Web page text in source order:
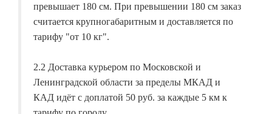
превышает 180 см. При превышении 180 см заказ
считается крупногабаритным и доставляется по
тарифу "от 10 кг".
2.2 Доставка курьером по Московской и
Ленинградской области за пределы МКАД и
КАД идёт с доплатой 50 руб. за каждые 5 км к